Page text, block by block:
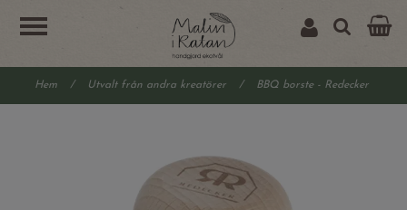
Hem / Utvalt från andra kreatörer / BBQ borste - Redecker